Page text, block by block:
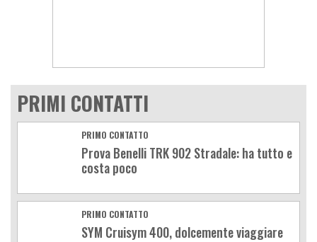
PRIMI CONTATTI
PRIMO CONTATTO
Prova Benelli TRK 902 Stradale: ha tutto e
costa poco
PRIMO CONTATTO
SYM Cruisym 400, dolcemente viaggiare